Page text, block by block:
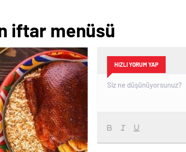
iftar menüsü
HIZLI YORUM YAP